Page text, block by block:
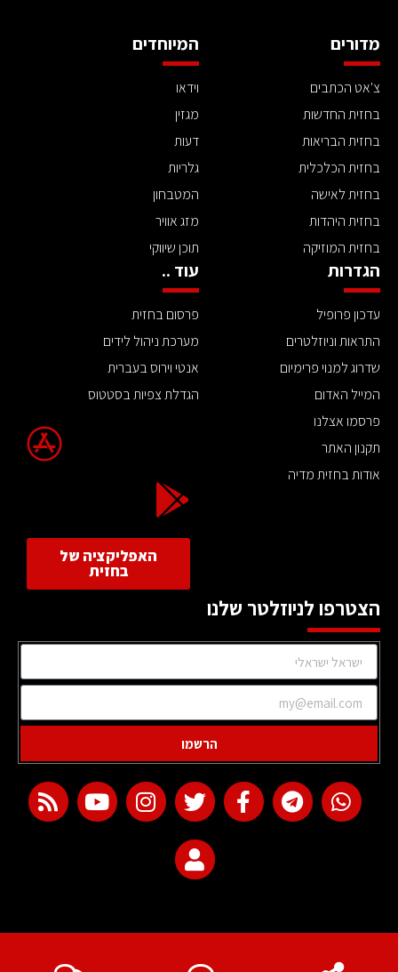
מדורים
צ'אט הכתבים
בחזית החדשות
בחזית הבריאות
בחזית הכלכלית
בחזית לאישה
בחזית היהדות
בחזית המוזיקה
המיוחדים
וידאו
מגזין
דעות
גלריות
המטבחון
מזג אוויר
תוכן שיווקי
הגדרות
עדכון פרופיל
התראות וניוזלטרים
שדרוג למנוי פרימיום
המייל האדום
פרסמו אצלנו
תקנון האתר
אודות בחזית מדיה
עוד ..
פרסום בחזית
מערכת ניהול לידים
אנטי וירוס בעברית
הגדלת צפיות בסטטוס
האפליקציה של
בחזית
הצטרפו לניוזלטר שלנו
הרשמו